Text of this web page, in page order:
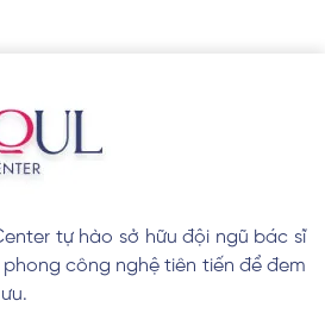
8 tướng lông mày phụ nữ xấu theo quan
niệm nhân tướng học
Xem chi tiết
Cách làm lông mày rậm cho nam giới hiệu
quả tại nhà
tự hào sở hữu đội ngũ bác sĩ
công nghệ tiên tiến để đem